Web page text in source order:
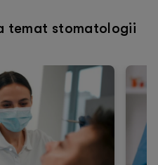
temat stomatologii